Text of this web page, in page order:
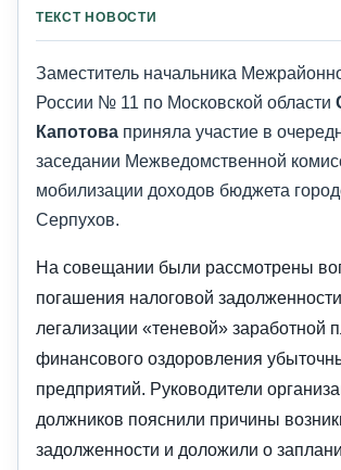
ТЕКСТ НОВОСТИ
Заместитель начальника
России № 11 по Московской области
Капотова приняла участие в
заседании Межведомственной
мобилизации доходов бюджета
Серпухов.
На совещании были рассмотрены
погашения налоговой
легализации «теневой» заработной
финансового оздоровления
предприятий. Руководители
должников пояснили причины
задолженности и доложили о